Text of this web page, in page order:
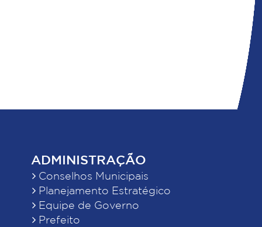
ADMINISTRAÇÃO
Conselhos Municipais
Planejamento Estratégico
Equipe de Governo
Prefeito